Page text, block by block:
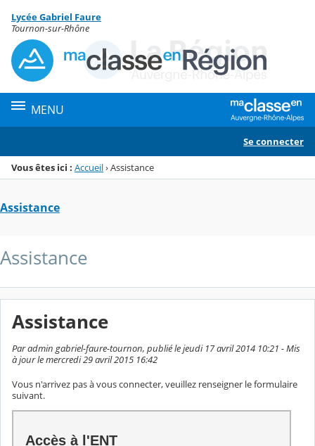
Menu de la rubrique
Contenu
Lycée Gabriel Faure
Tournon-sur-Rhône
MENU
Se connecter
Vous êtes ici : Accueil›Assistance
Assistance
Assistance
Assistance
Par admin gabriel-faure-tournon, publié le jeudi 17 avril 2014 10:21 - Mis
à jour le mercredi 29 avril 2015 16:42
Vous n'arrivez pas à vous connecter, veuillez renseigner le formulaire
suivant.